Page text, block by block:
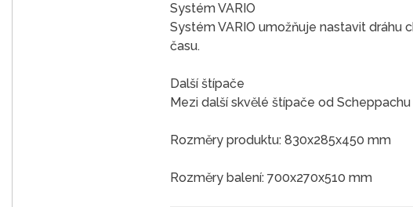
Systém VARIO
Systém VARIO umožňuje nastavit
času.
Další štípače
Mezi další skvělé štípače od
Rozměry produktu: 830x285x450 mm
Rozměry balení: 700x270x510 mm